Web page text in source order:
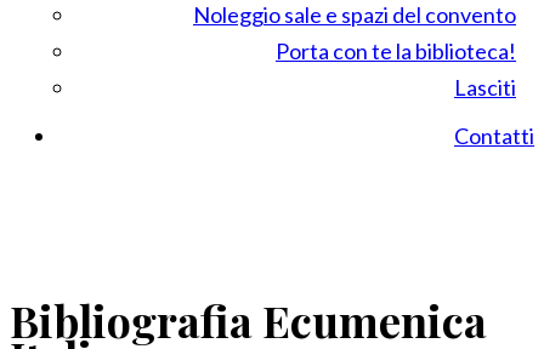
Noleggio sale e spazi del convento
Porta con te la biblioteca!
Lasciti
Contatti
Bibliografia Ecumenica